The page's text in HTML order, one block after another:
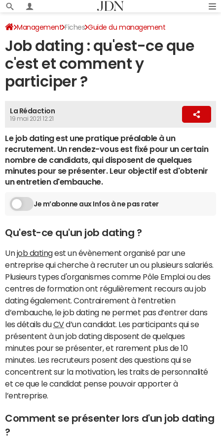
Management Fiches Guide du management
Vie professionnelle
Job dating : qu'est-ce que
c'est et comment y
participer ?
La Rédaction
19 mai 2021 12:21
Le job dating est une pratique préalable à un
recrutement. Un rendez-vous est fixé pour un certain
nombre de candidats, qui disposent de quelques
minutes pour se présenter. Leur objectif est d'obtenir
un entretien d'embauche.
Je m’abonne aux Infos à ne pas rater
Qu'est-ce qu'un job dating ?
Unjob datingest un évènement organisé par une
entreprise qui cherche à recruter un ou plusieurs salariés.
Plusieurs types d'organismes comme Pôle Emploi ou des
centres de formation ont régulièrement recours au job
dating également. Contrairement à l’entretien
d’embauche, le job dating ne permet pas d’entrer dans
les détails duCVd’un candidat. Les participants qui se
présentent à un job dating disposent de quelques
minutes pour se présenter, et rarement plus de 10
minutes. Les recruteurs posent des questions qui se
concentrent sur la motivation, les traits de personnalité
et ce que le candidat pense pouvoir apporter à
l’entreprise.
Comment se présenter lors d'un job dating
?